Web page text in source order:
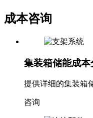
成本咨询
集装箱储能成本
提供详细的集装箱
咨询